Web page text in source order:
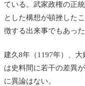
ている。武家政権の正
とした構想が頓挫した
徴する出来事でもあった
建久8年（1197年）、
は史料間に若干の差異
に異論はない。